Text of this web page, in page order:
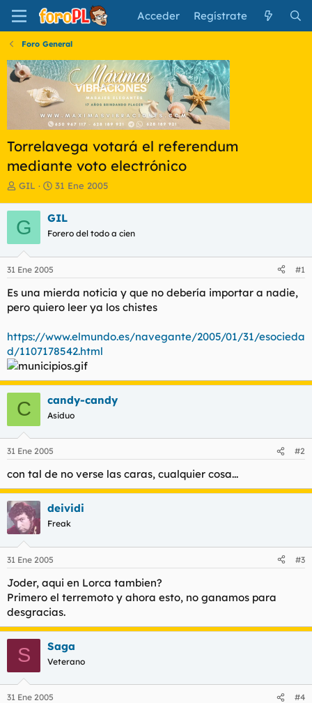
Acceder Regístrate
Foro General
Torrelavega votará el referendum
mediante voto electrónico
I
i
c
i
a
d
o
d
e
t
e
a
GIL
F
h
a
e
i
c
o
31 Ene 2005
G GIL
Forero del todo a cien
31 Ene 2005 #1
Es una mierda noticia y que no debería importar a nadie,
pero quiero leer ya los chistes
https://www.elmundo.es/navegante/2005/01/31/esocieda
d/1107178542.html
C candy-candy
Asiduo
31 Ene 2005 #2
con tal de no verse las caras, cualquier cosa...
deividi
Freak
31 Ene 2005 #3
Joder, aqui en Lorca tambien?
Primero el terremoto y ahora esto, no ganamos para
desgracias.
S Saga
Veterano
31 Ene 2005 #4